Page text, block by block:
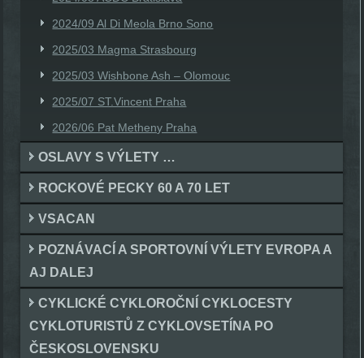
2024/09 Al Di Meola Brno Sono
2025/03 Magma Strasbourg
2025/03 Wishbone Ash – Olomouc
2025/07 ST.Vincent Praha
2026/06 Pat Metheny Praha
OSLAVY S VÝLETY …
ROCKOVÉ PECKY 60 A 70 LET
VSACAN
POZNÁVACÍ A SPORTOVNÍ VÝLETY EVROPA A
AJ DALEJ
CYKLICKÉ CYKLOROČNÍ CYKLOCESTY
CYKLOTURISTŮ Z CYKLOVSETÍNA PO
ČESKOSLOVENSKU